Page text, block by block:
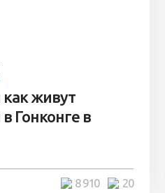
как живут
Гонконге в
20
8 910